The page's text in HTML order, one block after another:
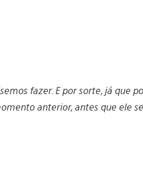
fazer. E por sorte, já que
anterior, antes que ele